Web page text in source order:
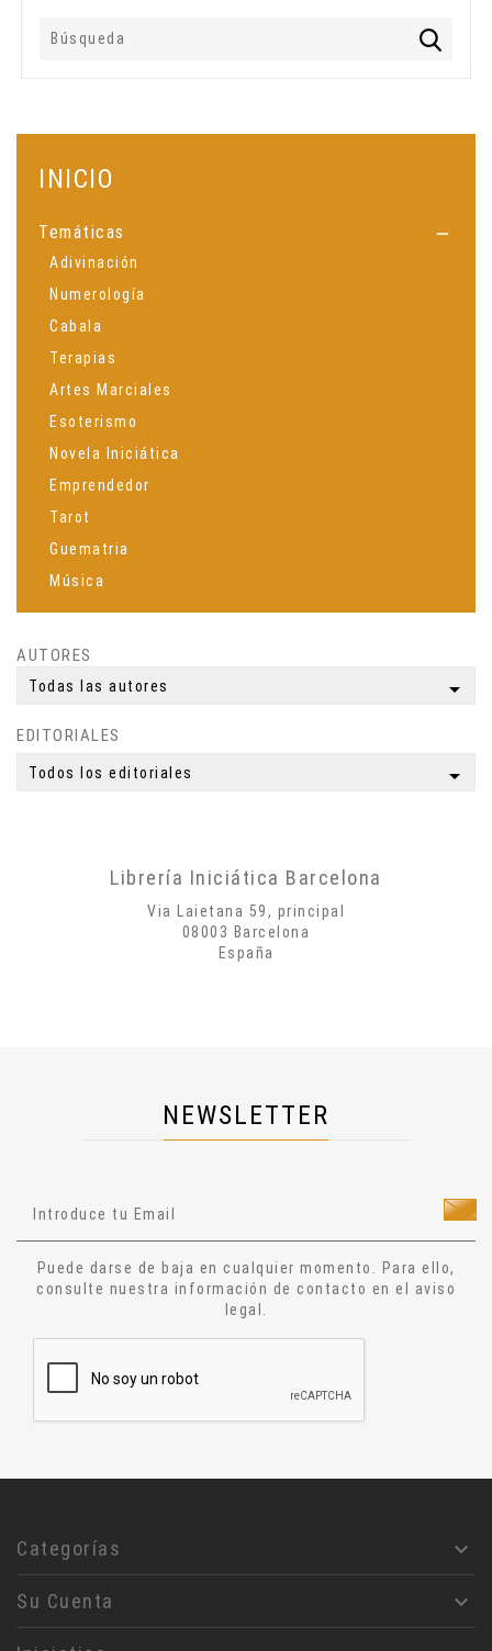
INICIO
Temáticas 
Adivinación
Numerología
Cabala
Terapias
Artes Marciales
Esoterismo
Novela Iniciática
Emprendedor
Tarot
Guematria
Música
Espiritualidad
Ciencia
Meditación
Yoga
Simbología
Mitología
Ocultismo
Narrativa
Relatos
Aforismos
Filosofía
Masoneria
Magia
AUTORES
Todas las autores arrow_drop_down
EDITORIALES
Todos los editoriales arrow_drop_down
Librería Iniciática Barcelona
Via Laietana 59, principal
08003 Barcelona
España
NEWSLETTER
Puede darse de baja en cualquier momento. Para ello,
consulte nuestra información de contacto en el aviso
legal.
Categorías 
Su Cuenta 